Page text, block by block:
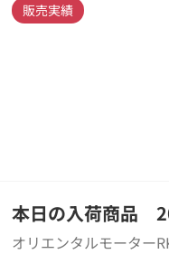
販売実績
本日の入荷商品
オリエンタルモーター